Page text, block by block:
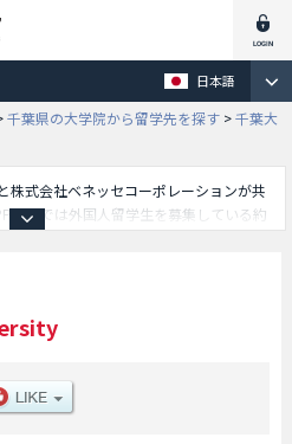
日本語
千葉県の大学院から留学先を探す >千葉大
株式会社ベネッセコーポレーションが共
では外国人留学生を募集している約
共学府や医学薬学府や千葉大学大学院
究科や総合国際学位プログラムや情
別情報や、募集定員や合格者数など入